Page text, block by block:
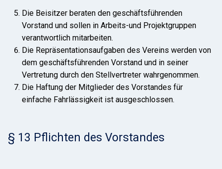
Die Beisitzer beraten den geschäftsführenden
Vorstand und sollen in Arbeits-und Projektgruppen
verantwortlich mitarbeiten.
Die Repräsentationsaufgaben des Vereins werden von
dem geschäftsführenden Vorstand und in seiner
Vertretung durch den Stellvertreter wahrgenommen.
Die Haftung der Mitglieder des Vorstandes für
einfache Fahrlässigkeit ist ausgeschlossen.
§ 13 Pflichten des Vorstandes